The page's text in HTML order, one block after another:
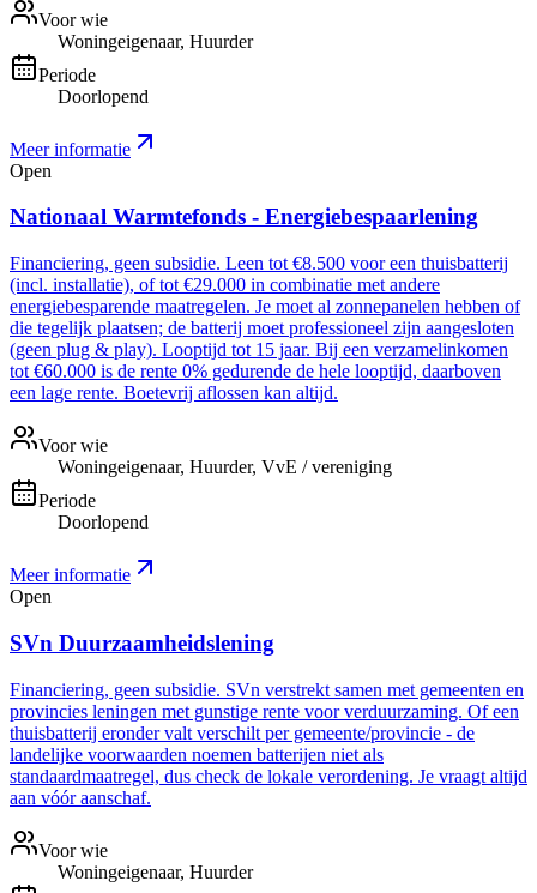
Voor wie
Woningeigenaar, Huurder
Periode
Doorlopend
Meer informatie
Open
Nationaal Warmtefonds - Energiebespaarlening
Financiering, geen subsidie. Leen tot €8.500 voor een thuisbatterij
(incl. installatie), of tot €29.000 in combinatie met andere
energiebesparende maatregelen. Je moet al zonnepanelen hebben of
die tegelijk plaatsen; de batterij moet professioneel zijn aangesloten
(geen plug & play). Looptijd tot 15 jaar. Bij een verzamelinkomen
tot €60.000 is de rente 0% gedurende de hele looptijd, daarboven
een lage rente. Boetevrij aflossen kan altijd.
Voor wie
Woningeigenaar, Huurder, VvE / vereniging
Periode
Doorlopend
Meer informatie
Open
SVn Duurzaamheidslening
Financiering, geen subsidie. SVn verstrekt samen met gemeenten en
provincies leningen met gunstige rente voor verduurzaming. Of een
thuisbatterij eronder valt verschilt per gemeente/provincie - de
landelijke voorwaarden noemen batterijen niet als
standaardmaatregel, dus check de lokale verordening. Je vraagt altijd
aan vóór aanschaf.
Voor wie
Woningeigenaar, Huurder